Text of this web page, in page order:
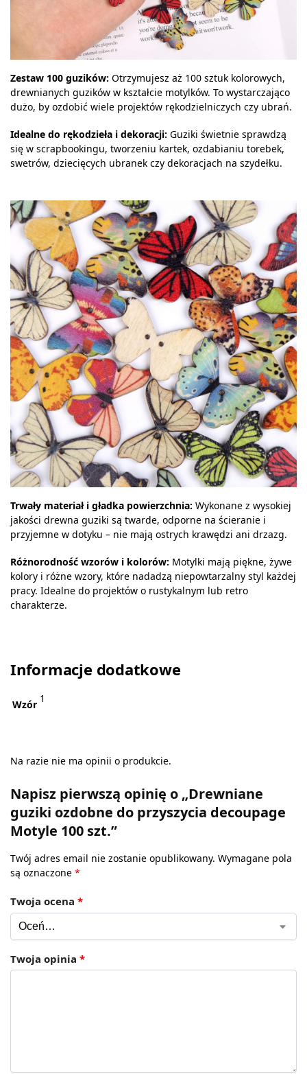
Zestaw 100 guzików: Otrzymujesz aż 100 sztuk kolorowych,
drewnianych guzików w kształcie motylków. To wystarczająco
dużo, by ozdobić wiele projektów rękodzielniczych czy ubrań.
Idealne do rękodzieła i dekoracji: Guziki świetnie sprawdzą
się w scrapbookingu, tworzeniu kartek, ozdabianiu torebek,
swetrów, dziecięcych ubranek czy dekoracjach na szydełku.
Trwały materiał i gładka powierzchnia: Wykonane z wysokiej
jakości drewna guziki są twarde, odporne na ścieranie i
przyjemne w dotyku – nie mają ostrych krawędzi ani drzazg.
Różnorodność wzorów i kolorów: Motylki mają piękne, żywe
kolory i różne wzory, które nadadzą niepowtarzalny styl każdej
pracy. Idealne do projektów o rustykalnym lub retro
charakterze.
Informacje dodatkowe
Wzór 1
Na razie nie ma opinii o produkcie.
Napisz pierwszą opinię o „Drewniane
guziki ozdobne do przyszycia decoupage
Motyle 100 szt.”
Twój adres email nie zostanie opublikowany. Wymagane pola
są oznaczone *
Twoja ocena *
Twoja opinia *